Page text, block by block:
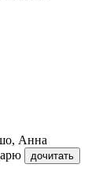
Анна
дочитать